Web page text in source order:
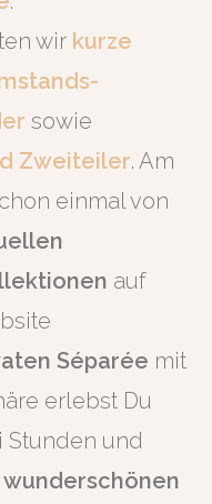
wir kurze
sowie
Zweiteiler. Am
einmal von
auf
Séparée mit
erlebst Du
Stunden und
wunderschönen